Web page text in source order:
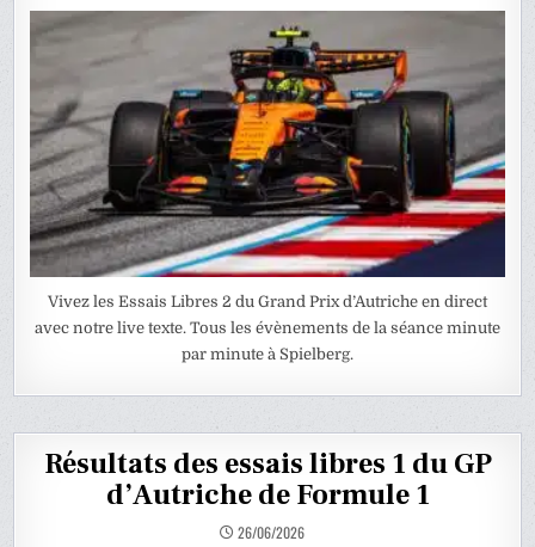
Vivez les Essais Libres 2 du Grand Prix d’Autriche en direct
avec notre live texte. Tous les évènements de la séance minute
par minute à Spielberg.
Résultats des essais libres 1 du GP
d’Autriche de Formule 1
26/06/2026